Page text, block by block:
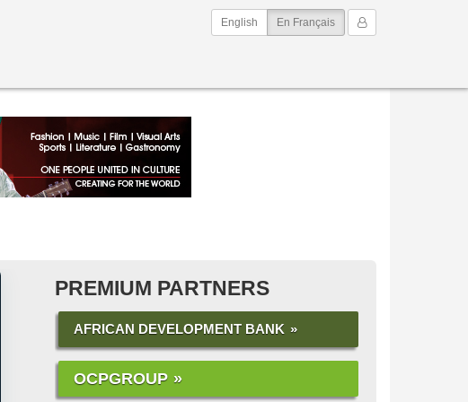
Mon Compte
English En Français(current)
PREMIUM PARTNERS
AFRICAN DEVELOPMENT BANK
OCPGROUP